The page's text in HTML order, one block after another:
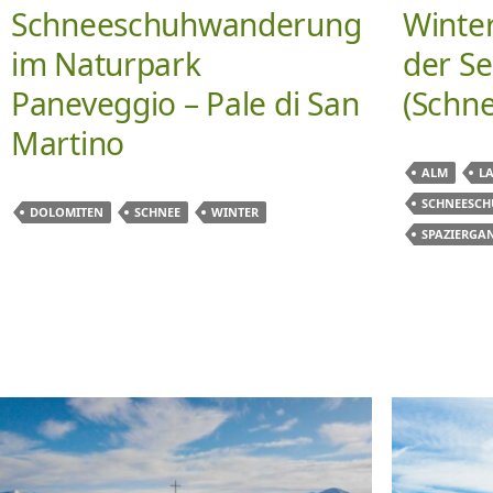
Schneeschuhwanderung
im Naturpark
Paneveggio – Pale di San
Martino
DOLOMITEN SCHNEE WINTER
der
ALM